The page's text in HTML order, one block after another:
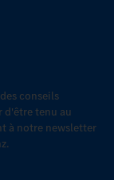
conseils
d'être tenu au
à notre newsletter